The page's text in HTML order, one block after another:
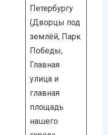
Петербургу
(Дворцы под
землёй, Парк
Победы,
Главная
улица и
главная
площадь
нашего